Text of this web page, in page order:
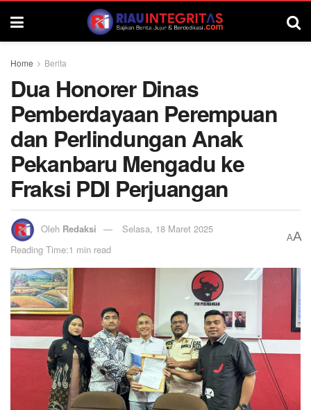
Home Berita
Dua Honorer Dinas
Pemberdayaan Perempuan
dan Perlindungan Anak
Pekanbaru Mengadu ke
Fraksi PDI Perjuangan
Oleh Redaksi
Selasa, 18 Maret 2025
Reading Time:1 min read
AA